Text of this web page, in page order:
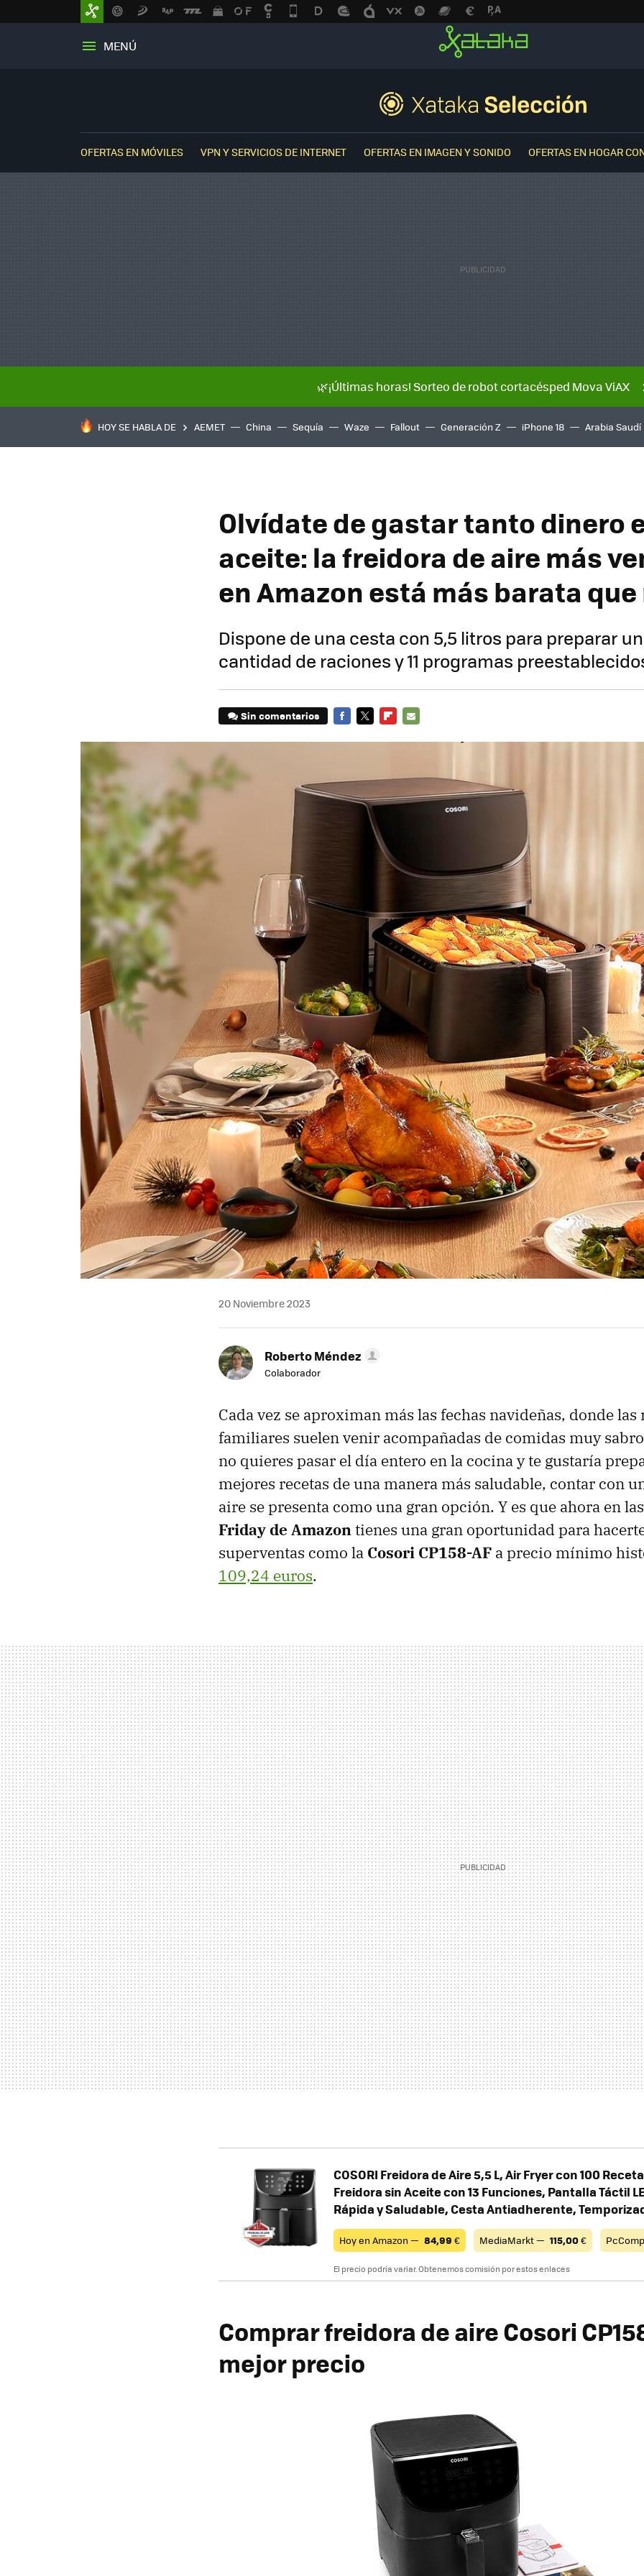
MENÚ
OFERTAS EN MÓVILES VPN Y SERVICIOS DE INTERNET OFERTAS EN IMAGEN Y SONIDO OFERTAS EN HOGAR
🌿¡Últimas horas! Sorteo de robot cortacésped Mova ViAX
HOY SE HABLA DE AEMET China Sequía Waze Fallout Generación Z iPhone 18 Arabia Saudí
Olvídate de gastar tanto dinero
aceite: la freidora de aire más
en Amazon está más barata
Dispone de una cesta con 5,5 litros para preparar
cantidad de raciones y 11 programas
Sin comentarios
20 Noviembre 2023
Roberto Méndez
Colaborador
Cada vez se aproximan más las fechas navideñas, donde
familiares suelen venir acompañadas de comidas muy
no quieres pasar el día entero en la cocina y te gustaría
mejores recetas de una manera más saludable, contar con
aire se presenta como una gran opción. Y es que ahora en
Friday de Amazon tienes una gran oportunidad para
superventas como la Cosori CP158-AF a precio mínimo
109,24 euros.
COSORI Freidora de Aire 5,5 L, Air Fryer con 100
Freidora sin Aceite con 13 Funciones, Pantalla Táctil
Rápida y Saludable, Cesta Antiadherente,
Hoy en Amazon — 84,99 € MediaMarkt — 115,00€
El precio podría variar. Obtenemos comisión por estos enlaces
Comprar freidora de aire Cosori
mejor precio